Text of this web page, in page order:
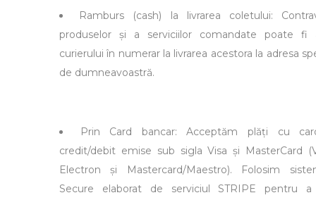
Ramburs (cash) la livrarea coletului:
produselor și a serviciilor comandate poate fi
curierului în numerar la livrarea acestora la adresa
de dumneavoastră.
Prin Card bancar: Acceptăm plăți cu
credit/debit emise sub sigla Visa și MasterCard
Electron și Mastercard/Maestro). Folosim
Secure elaborat de serviciul STRIPE pentru a